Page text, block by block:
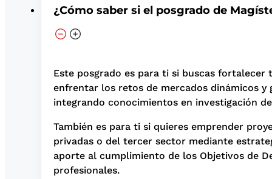
¿Cómo saber si el posgrado de
Este posgrado es para ti si buscas
enfrentar los retos de mercados dinámicos y
integrando conocimientos en investigación
También es para ti si quieres emprender
privadas o del tercer sector mediante
aporte al cumplimiento de los Objetivos de
profesionales.